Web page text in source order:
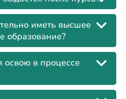
иметь высшее
образование?
освою в процессе